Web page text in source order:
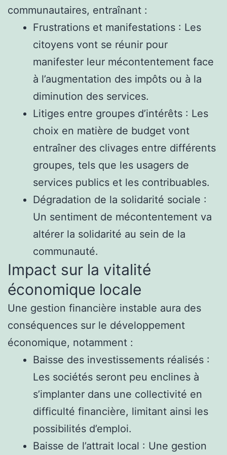
communautaires, entraînant :
Frustrations et manifestations : Les
citoyens vont se réunir pour
manifester leur mécontentement face
à l’augmentation des impôts ou à la
diminution des services.
Litiges entre groupes d’intérêts : Les
choix en matière de budget vont
entraîner des clivages entre différents
groupes, tels que les usagers de
services publics et les contribuables.
Dégradation de la solidarité sociale :
Un sentiment de mécontentement va
altérer la solidarité au sein de la
communauté.
Impact sur la vitalité
économique locale
Une gestion financière instable aura des
conséquences sur le développement
économique, notamment :
Baisse des investissements réalisés :
Les sociétés seront peu enclines à
s’implanter dans une collectivité en
difficulté financière, limitant ainsi les
possibilités d’emploi.
Baisse de l’attrait local : Une gestion